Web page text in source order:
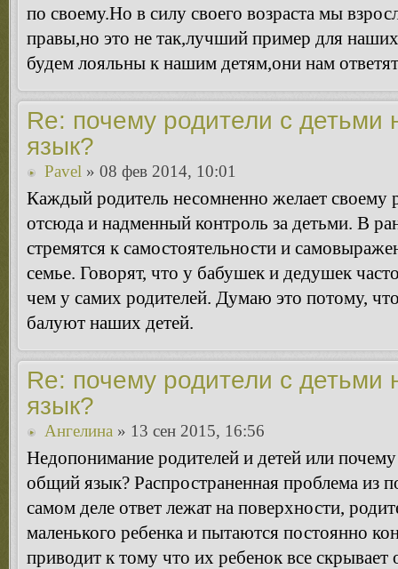
по своему.Но в силу своего возраста мы
правы,но это не так,лучший пример для
будем лояльны к нашим детям,они нам
Re: почему родители с детьми
язык?
Pavel » 08 фев 2014, 10:01
Каждый родитель несомненно желает своему
отсюда и надменный контроль за детьми. В
стремятся к самостоятельности и
семье. Говорят, что у бабушек и дедушек
чем у самих родителей. Думаю это потому,
балуют наших детей.
Re: почему родители с детьми
язык?
Ангелина » 13 сен 2015, 16:56
Недопонимание родителей и детей или
общий язык? Распространенная проблема из
самом деле ответ лежат на поверхности,
маленького ребенка и пытаются постоянно
приводит к тому что их ребенок все скрывает